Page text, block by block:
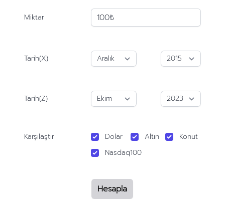
Miktar
Tarih(X)
Tarih(Z)
Karşılaştır Dolar Altın
Konut
Nasdaq100
Hesapla